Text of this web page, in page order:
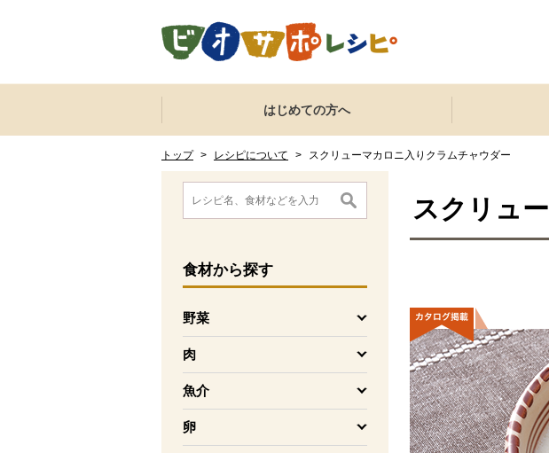
ここからサイト内共通メニューです。
サイト内共通メニューをスキップする
はじめての方へ
トップ > レシピについて > スクリューマカロニ入りクラムチャウダー
ここから消費材検索メニューです。
食材から探す
野菜
を開く
肉
を開く
魚介
を開く
卵
を開く
消費材検索メニューここまで。
ここから本文です。
スクリュ